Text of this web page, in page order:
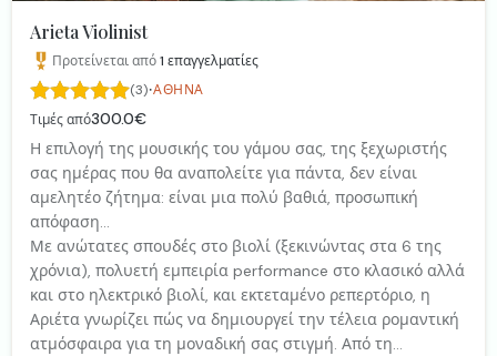
Arieta Violinist
Προτείνεται από1 επαγγελματίες
(3)·ΑΘΉΝΑ
Τιμές από300.0€
Η επιλογή της μουσικής του γάμου σας, της ξεχωριστής
σας ημέρας που θα αναπολείτε για πάντα, δεν είναι
αμελητέο ζήτημα: είναι μια πολύ βαθιά, προσωπική
απόφαση...
Με ανώτατες σπουδές στο βιολί (ξεκινώντας στα 6 της
χρόνια), πολυετή εμπειρία performance στο κλασικό αλλά
και στο ηλεκτρικό βιολί, και εκτεταμένο ρεπερτόριο, η
Αριέτα γνωρίζει πώς να δημιουργεί την τέλεια ρομαντική
ατμόσφαιρα για τη μοναδική σας στιγμή. Από τη